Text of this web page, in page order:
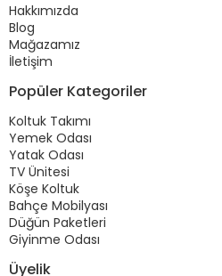
Hakkımızda
Blog
Mağazamız
İletişim
Popüler Kategoriler
Koltuk Takımı
Yemek Odası
Yatak Odası
TV Ünitesi
Köşe Koltuk
Bahçe Mobilyası
Düğün Paketleri
Giyinme Odası
Üyelik